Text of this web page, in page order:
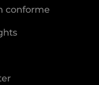
conforme